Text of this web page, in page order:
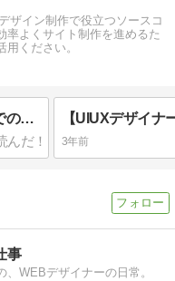
ザイン制作で役立つソースコ
率よくサイト制作を進めるた
ください。
【初学者デザイナー必見】カフェでの作業におけるデザイナーのためのポイント
3年前
事
WEBデザイナーの日常。